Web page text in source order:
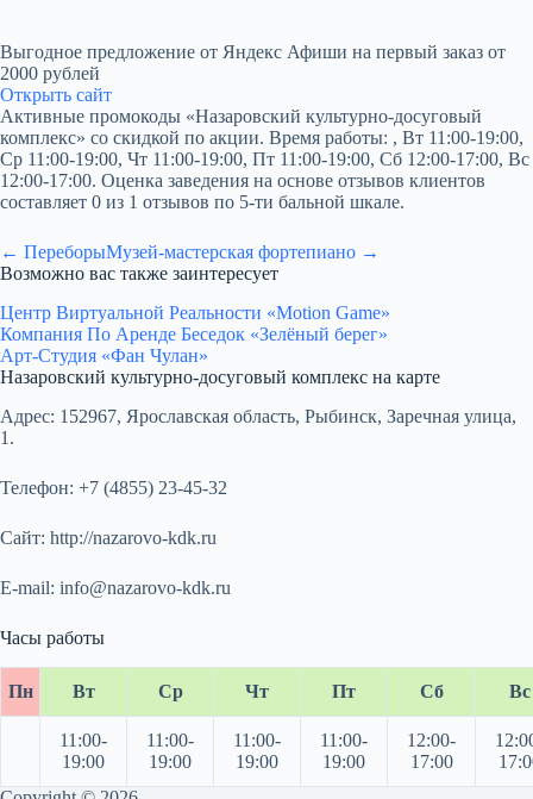
Выгодное предложение от Яндекс Афиши на первый заказ от
2000 рублей
Открыть сайт
Активные промокоды «Назаровский культурно-досуговый
комплекс» со скидкой по акции. Время работы: , Вт 11:00-19:00,
Ср 11:00-19:00, Чт 11:00-19:00, Пт 11:00-19:00, Сб 12:00-17:00, Вс
12:00-17:00. Оценка заведения на основе отзывов клиентов
составляет 0 из 1 отзывов по 5-ти бальной шкале.
← ПереборыМузей-мастерская фортепиано →
Возможно вас также заинтересует
Центр Виртуальной Реальности «Motion Game»
Компания По Аренде Беседок «Зелёный берег»
Арт-Студия «Фан Чулан»
Назаровский культурно-досуговый комплекс на карте
Адрес: 152967, Ярославская область, Рыбинск, Заречная улица,
1.
Телефон: +7 (4855) 23-45-32
Сайт: http://nazarovo-kdk.ru
E-mail: info@nazarovo-kdk.ru
Часы работы
Пн Вт Ср Чт Пт Сб Вс
11:00-
19:00
11:00-
19:00
11:00-
19:00
11:00-
19:00
12:00-
17:00